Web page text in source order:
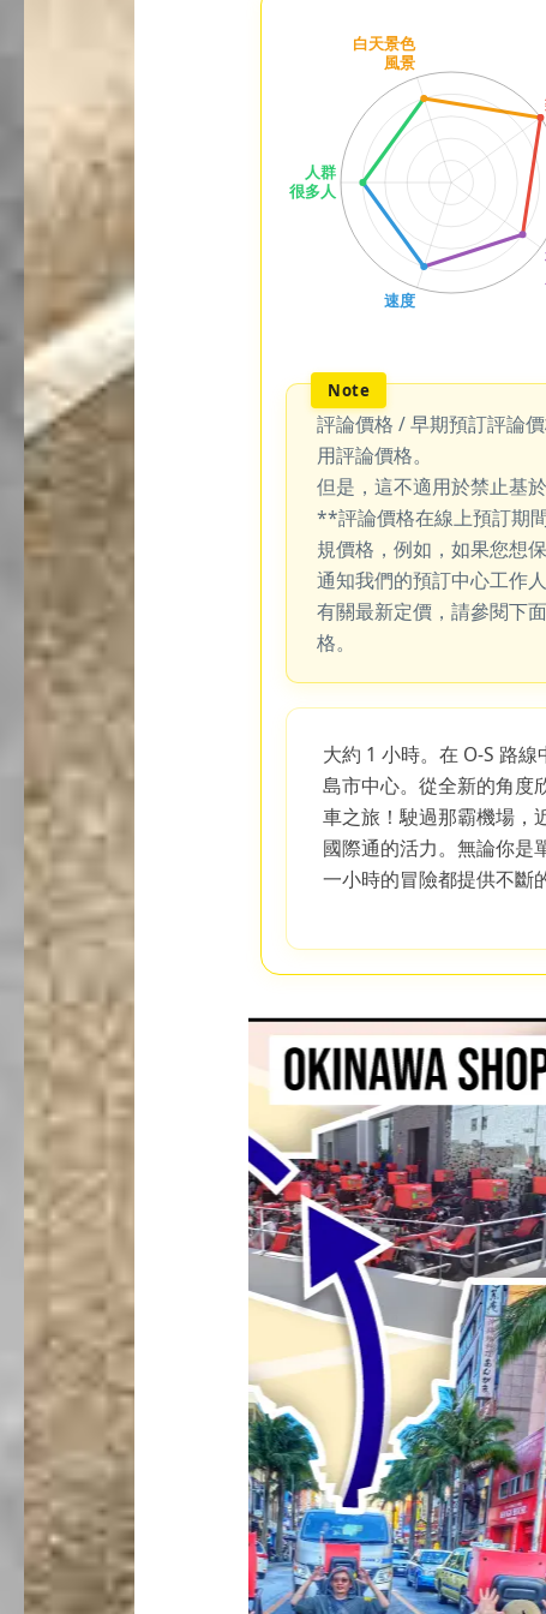
評論價格 / 早期預訂評論
用評論價格。
但是，這不適用於禁止基
**評論價格在線上預訂期
規價格，例如，如果您想
通知我們的預訂中心工作人
有關最新定價，請參閱下
格。
大約 1 小時。在 O-S 路
島市中心。從全新的角度
車之旅！駛過那霸機場，
國際通的活力。無論你是
一小時的冒險都提供不斷